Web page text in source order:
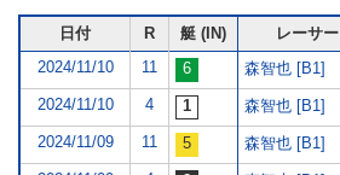
日付 R 艇 (IN) レーサー
2024/11/10
11 森智也 [B1]
2024/11/10 4 森智也 [B1]
2024/11/09 11 森智也 [B1]